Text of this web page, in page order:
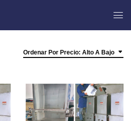
Ordenar Por Precio: Alto A Bajo